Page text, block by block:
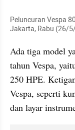
Peluncuran Vespa
Jakarta, Rabu (26/
Ada tiga model
tahun Vespa,
250 HPE.
Vespa, seperti
dan layar